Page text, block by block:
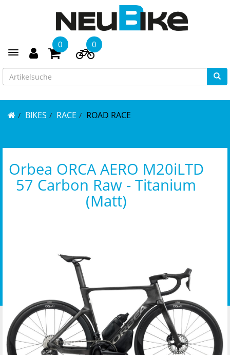
Toggle navigation
0 0
BIKES RACE ROAD RACE
Orbea ORCA AERO M20iLTD
57 Carbon Raw - Titanium
(Matt)